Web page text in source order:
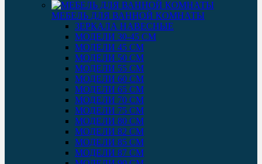
МЕБЕЛЬ ДЛЯ ВАННОЙ КОМНАТЫ
ЗЕРКАЛА НАВЕСНЫЕ
МОДЕЛИ 30-45 СМ
МОДЕЛИ 45 СМ
МОДЕЛИ 50 СМ
МОДЕЛИ 55 СМ
МОДЕЛИ 60 СМ
МОДЕЛИ 65 СМ
МОДЕЛИ 70 СМ
МОДЕЛИ 75 СМ
МОДЕЛИ 80 СМ
МОДЕЛИ 82 СМ
МОДЕЛИ 85 СМ
МОДЕЛИ 87 СМ